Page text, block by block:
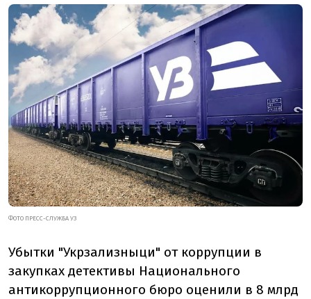
ФОТО ПРЕСС-СЛУЖБА УЗ
Убытки "Укрзализныци" от коррупции в
закупках детективы Национального
антикоррупционного бюро оценили в 8 млрд